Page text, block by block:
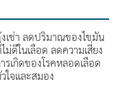
เช่า ลดปริมาณของไขมัน
ม่ดีในเลือด ลดความเสี่ยง
รเกิดของโรคหลอดเลือด
ใจและสมอง